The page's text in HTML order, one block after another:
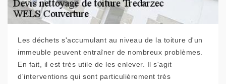
Les déchets s'accumulant au niveau de la toiture d'un
immeuble peuvent entraîner de nombreux problèmes.
En fait, il est très utile de les enlever. Il s'agit
d'interventions qui sont particulièrement très